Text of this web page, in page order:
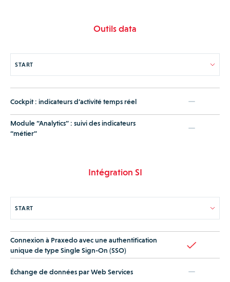
Outils data
Cockpit : indicateurs d’activité temps réel
Module “Analytics” : suivi des indicateurs
“métier”
Intégration SI
Connexion à Praxedo avec une authentification
unique de type Single Sign-On (SSO)
Échange de données par Web Services